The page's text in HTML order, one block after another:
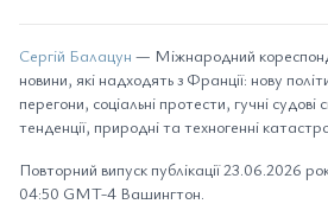
Сергій Балацун — Міжнародний
новини, які надходять з Франції: нову
перегони, соціальні протести, гучні судові
тенденції, природні та техногенні
Повторний випуск публікації 23.06.2026
04:50 GMT-4 Вашингтон.